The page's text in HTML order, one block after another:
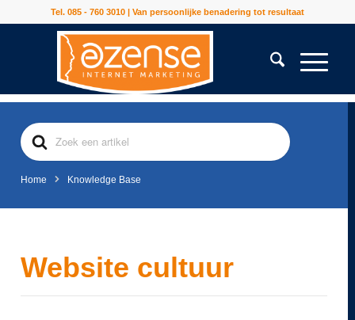
Tel. 085 - 760 3010 | Van persoonlijke benadering tot resultaat
Search
For
Home Knowledge Base
Website cultuur